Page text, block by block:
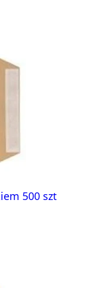
500 szt